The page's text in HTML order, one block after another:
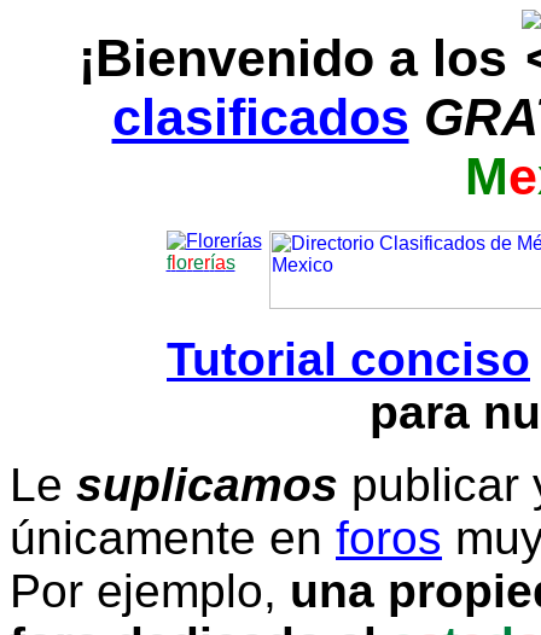
¡Bienvenido a los
clasificados
Me
florerías
Tutorial conciso
para
Le suplicamos publicar
únicamente en foros
Por ejemplo, una